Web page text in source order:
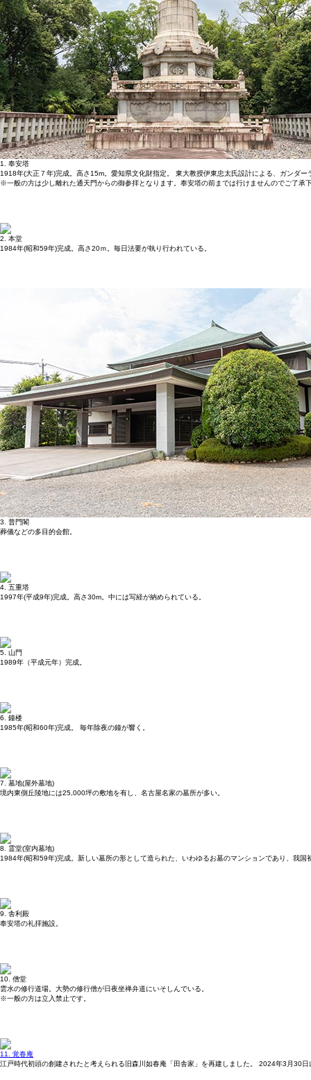
1. 奉安塔
1918年(大正７年)完成。高さ15m。愛知県文化財指定。 東大教授伊東忠太氏設計による、ガンダ
※一般の方は少し離れた通天門からの御参拝となります。奉安塔の前までは行けませんのでご了承
2. 本堂
1984年(昭和59年)完成。高さ20ｍ。毎日法要が執り行われている。
3. 普門閣
葬儀などの多目的会館。
4. 五重塔
1997年(平成9年)完成。高さ30m。中には写経が納められている。
5. 山門
1989年（平成元年）完成。
6. 鐘楼
1985年(昭和60年)完成。 毎年除夜の鐘が響く。
7. 墓地(屋外墓地)
境内東側丘陵地には25,000坪の敷地を有し、名古屋名家の墓所が多い。
8. 霊堂(室内墓地)
1984年(昭和59年)完成。新しい墓所の形として造られた、いわゆるお墓のマンションであり、我
9. 舎利殿
奉安塔の礼拝施設。
10. 僧堂
雲水の修行道場。大勢の修行僧が日夜坐禅弁道にいそしんでいる。
※一般の方は立入禁止です。
11. 覚春庵
江戸時代初頭の創建されたと考えられる旧森川如春庵「田舎家」を再建しました。 2024年3月30